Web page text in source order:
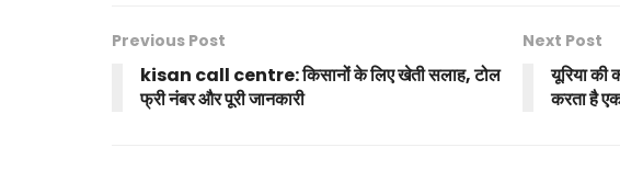
Previous Post
kisan call centre: किसानों के लिए खेती सलाह, टोल
फ्री नंबर और पूरी जानकारी
Next Post
यूरिया
करता है